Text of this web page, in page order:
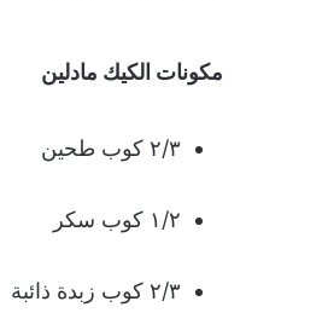
مكونات الكيك مادلين
٢/٣ كوب طحين
١/٢ كوب سكر
٢/٣ كوب زبدة ذائبة